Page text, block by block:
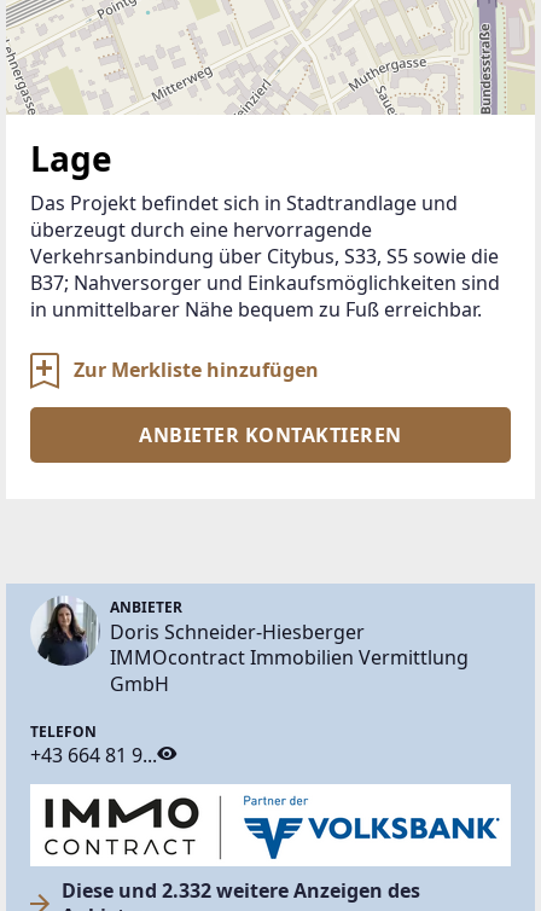
Lage
Das Projekt befindet sich in Stadtrandlage und
überzeugt durch eine hervorragende
Verkehrsanbindung über Citybus, S33, S5 sowie die
B37; Nahversorger und Einkaufsmöglichkeiten sind
in unmittelbarer Nähe bequem zu Fuß erreichbar.
Zur Merkliste hinzufügen
ANBIETER KONTAKTIEREN
ANBIETER
Doris Schneider-Hiesberger
IMMOcontract Immobilien Vermittlung
GmbH
TELEFON
+43 664 81 9...
Diese und 2.332 weitere Anzeigen des